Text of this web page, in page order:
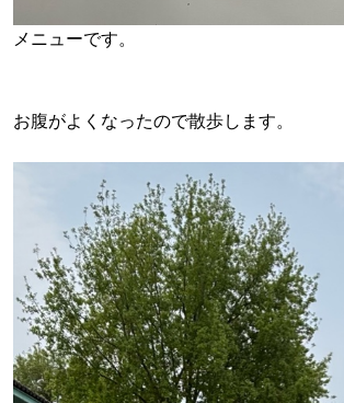
メニューです。
お腹がよくなったので散歩します。